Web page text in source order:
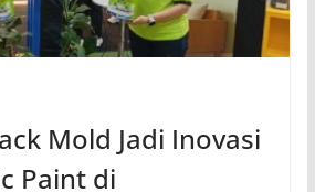
Mold Jadi Inovasi
Paint di